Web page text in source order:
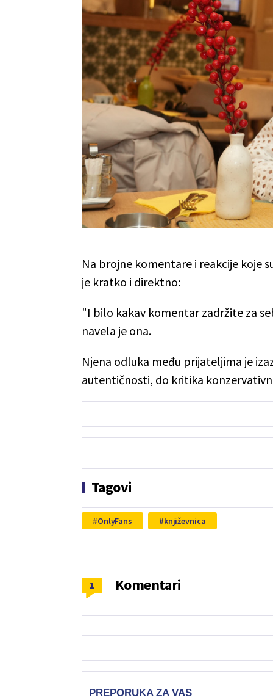
Na brojne komentare i reakcije koje
je kratko i direktno:
"I bilo kakav komentar zadržite za
navela je ona.
Njena odluka među prijateljima je
autentičnosti, do kritika
Tagovi
OnlyFans književnica
Komentari
1
PREPORUKA ZA VAS